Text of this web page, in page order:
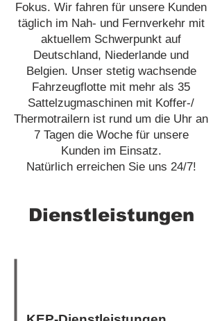
Fokus. Wir fahren für unsere Kunden
täglich im Nah- und Fernverkehr mit
aktuellem Schwerpunkt auf
Deutschland, Niederlande und
Belgien. Unser stetig wachsende
Fahrzeugflotte mit mehr als 35
Sattelzugmaschinen mit Koffer-/
Thermotrailern ist rund um die Uhr an
7 Tagen die Woche für unsere
Kunden im Einsatz.
Natürlich erreichen Sie uns 24/7!
Dienstleistungen